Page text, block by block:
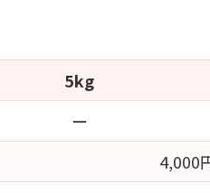
5kg
ー
4,000